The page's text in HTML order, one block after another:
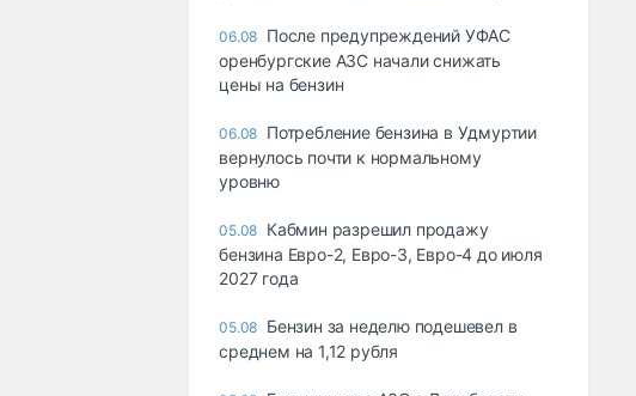
06.08 После предупреждений УФАС
оренбургские АЗС начали снижать
цены на бензин
06.08 Потребление бензина в Удмуртии
вернулось почти к нормальному
уровню
05.08 Кабмин разрешил продажу
бензина Евро-2, Евро-3, Евро-4 до июля
2027 года
05.08 Бензин за неделю подешевел в
среднем на 1,12 рубля